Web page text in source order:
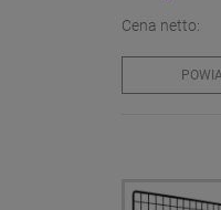
Cena netto: